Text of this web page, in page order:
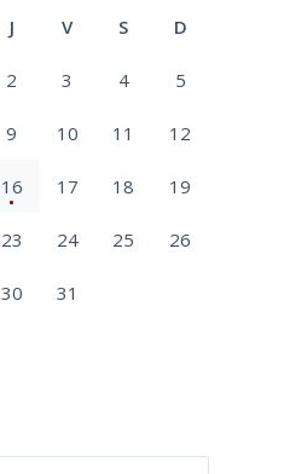
J V S D
2 3 4 5
9 10 11 12
16 17 18 19
23 24 25 26
30 31